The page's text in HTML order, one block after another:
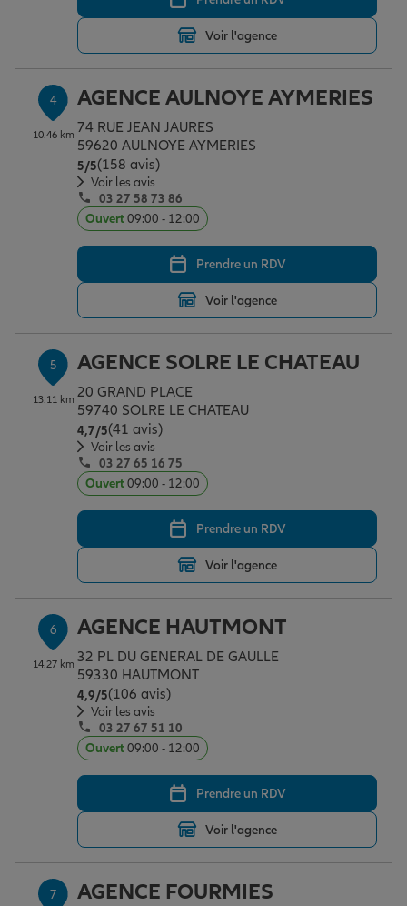
Tous nos devis d'assurance
Voir l'agence
4
10.46 km
AGENCE AULNOYE AYMERIES
74 RUE JEAN JAURES
59620 AULNOYE AYMERIES
5/5Note de 5 sur 5
(158 avis)
Voir les avis
03 27 58 73 86
Ouvert09:00 - 12:00
Prendre un RDV
Voir l'agence
5
13.11 km
AGENCE SOLRE LE CHATEAU
20 GRAND PLACE
59740 SOLRE LE CHATEAU
4,7/5Note de 4.7 sur 5
(41 avis)
Voir les avis
03 27 65 16 75
Ouvert09:00 - 12:00
Prendre un RDV
Voir l'agence
6
14.27 km
AGENCE HAUTMONT
32 PL DU GENERAL DE GAULLE
59330 HAUTMONT
4,9/5Note de 4.9 sur 5
(106 avis)
Voir les avis
03 27 67 51 10
Ouvert09:00 - 12:00
Prendre un RDV
Voir l'agence
7 AGENCE FOURMIES